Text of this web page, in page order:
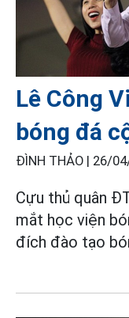
Lê Công
bóng đá
ĐÌNH THẢO | 26/
Cựu thủ quân
mắt học viện
đích đào tạo